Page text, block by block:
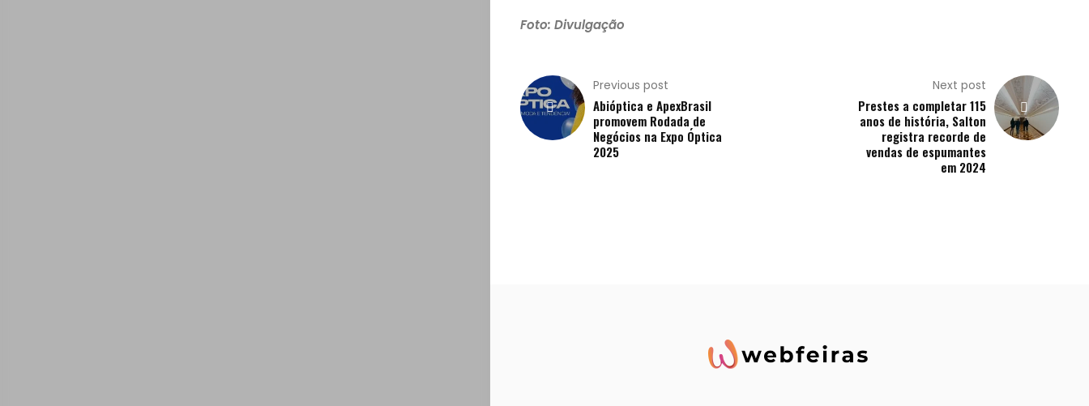
e
Foto: Divulgação
Previous post
Abióptica e ApexBrasil
promovem Rodada de
Negócios na Expo Óptica
2025
Next post
Prestes a completar 115
anos de história, Salton
registra recorde de
vendas de espumantes
em 2024